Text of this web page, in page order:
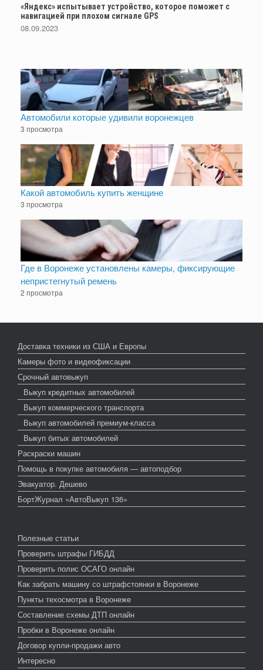
«Яндекс» испытывает устройство, которое поможет с
навигацией при плохом сигнале GPS
08.09.2023
Автомобили которые удивили воронежцев
3 просмотра
Какой автомобиль купить женщине
3 просмотра
Где в Воронеже установлены камеры, фиксирующие
непристегнутый ремень
2 просмотра
Доставка техники из США и Европы
Камеры фото и видеофиксации
Срочный автовыкуп
Выкуп кредитных автомобилей
Выкуп коммерческого транспорта
Выкуп автомобилей премиум-класса
Выкуп битых автомобилей
Раскраски машин
Помощь в покупке автомобиля — автоподбор
Эвакуатор. Дешево
БортЖурнал «АвтоВыкуп 136»
Полезные статьи
Проверить штрафы ГИБДД
Проверить полис ОСАГО онлайн
Как забрать машину со штрафстоянки в Воронеже
Пункты техосмотра в Воронеже
Составление схемы ДТП онлайн
Пробки в Воронеже онлайн
Договор купли-продажи авто
Интересно